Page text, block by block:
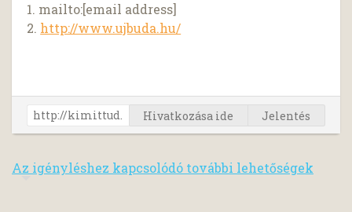
1. mailto:[email address]
2. http://www.ujbuda.hu/
Hivatkozása ide Jelentés
Az igényléshez kapcsolódó további lehetőségek